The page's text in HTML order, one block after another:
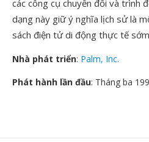
các công cụ chuyển đổi và trình
dạng này giữ ý nghĩa lịch sử là
sách điện tử di động thực tế
Nhà phát triển: Palm, Inc.
Phát hành lần đầu: Tháng ba